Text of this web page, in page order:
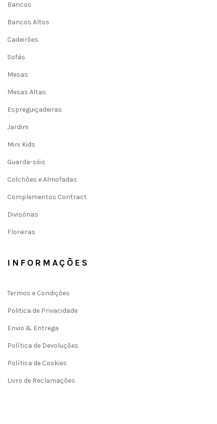
Bancos
Bancos Altos
Cadeirões
Sofás
Mesas
Mesas Altas
Espreguiçadeiras
Jardim
Mini Kids
Guarda-sóis
Colchões e Almofadas
Complementos Contract
Divisórias
Floreiras
INFORMAÇÕES
Termos e Condições
Politica de Privacidade
Envio & Entrega
Política de Devoluções
Política de Cookies
Livro de Reclamações